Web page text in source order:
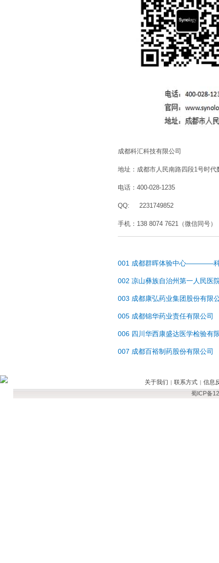
成都科汇科技有限公司
地址：成都市人民南路四段1号时代
电话：400-028-1235
QQ: 2231749852
手机：138 8074 7621（微信同号）
001 成都群晖体验中心————
002 凉山彝族自治州第一人民医
003 成都康弘药业集团股份有限
005 成都锦华药业责任有限公司
006 四川华西康盛达医学检验有
007 成都百裕制药股份有限公司
关于我们 | 联系方式 | 信息
蜀ICP备